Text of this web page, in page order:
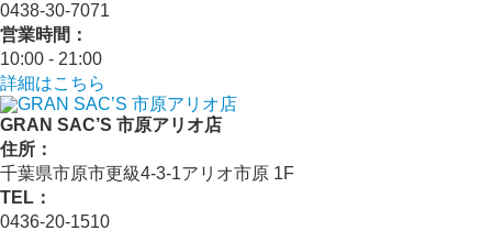
0438-30-7071
営業時間：
10:00 - 21:00
詳細はこちら
GRAN SAC’S 市原アリオ店
住所：
千葉県市原市更級4-3-1アリオ市原 1F
TEL：
0436-20-1510